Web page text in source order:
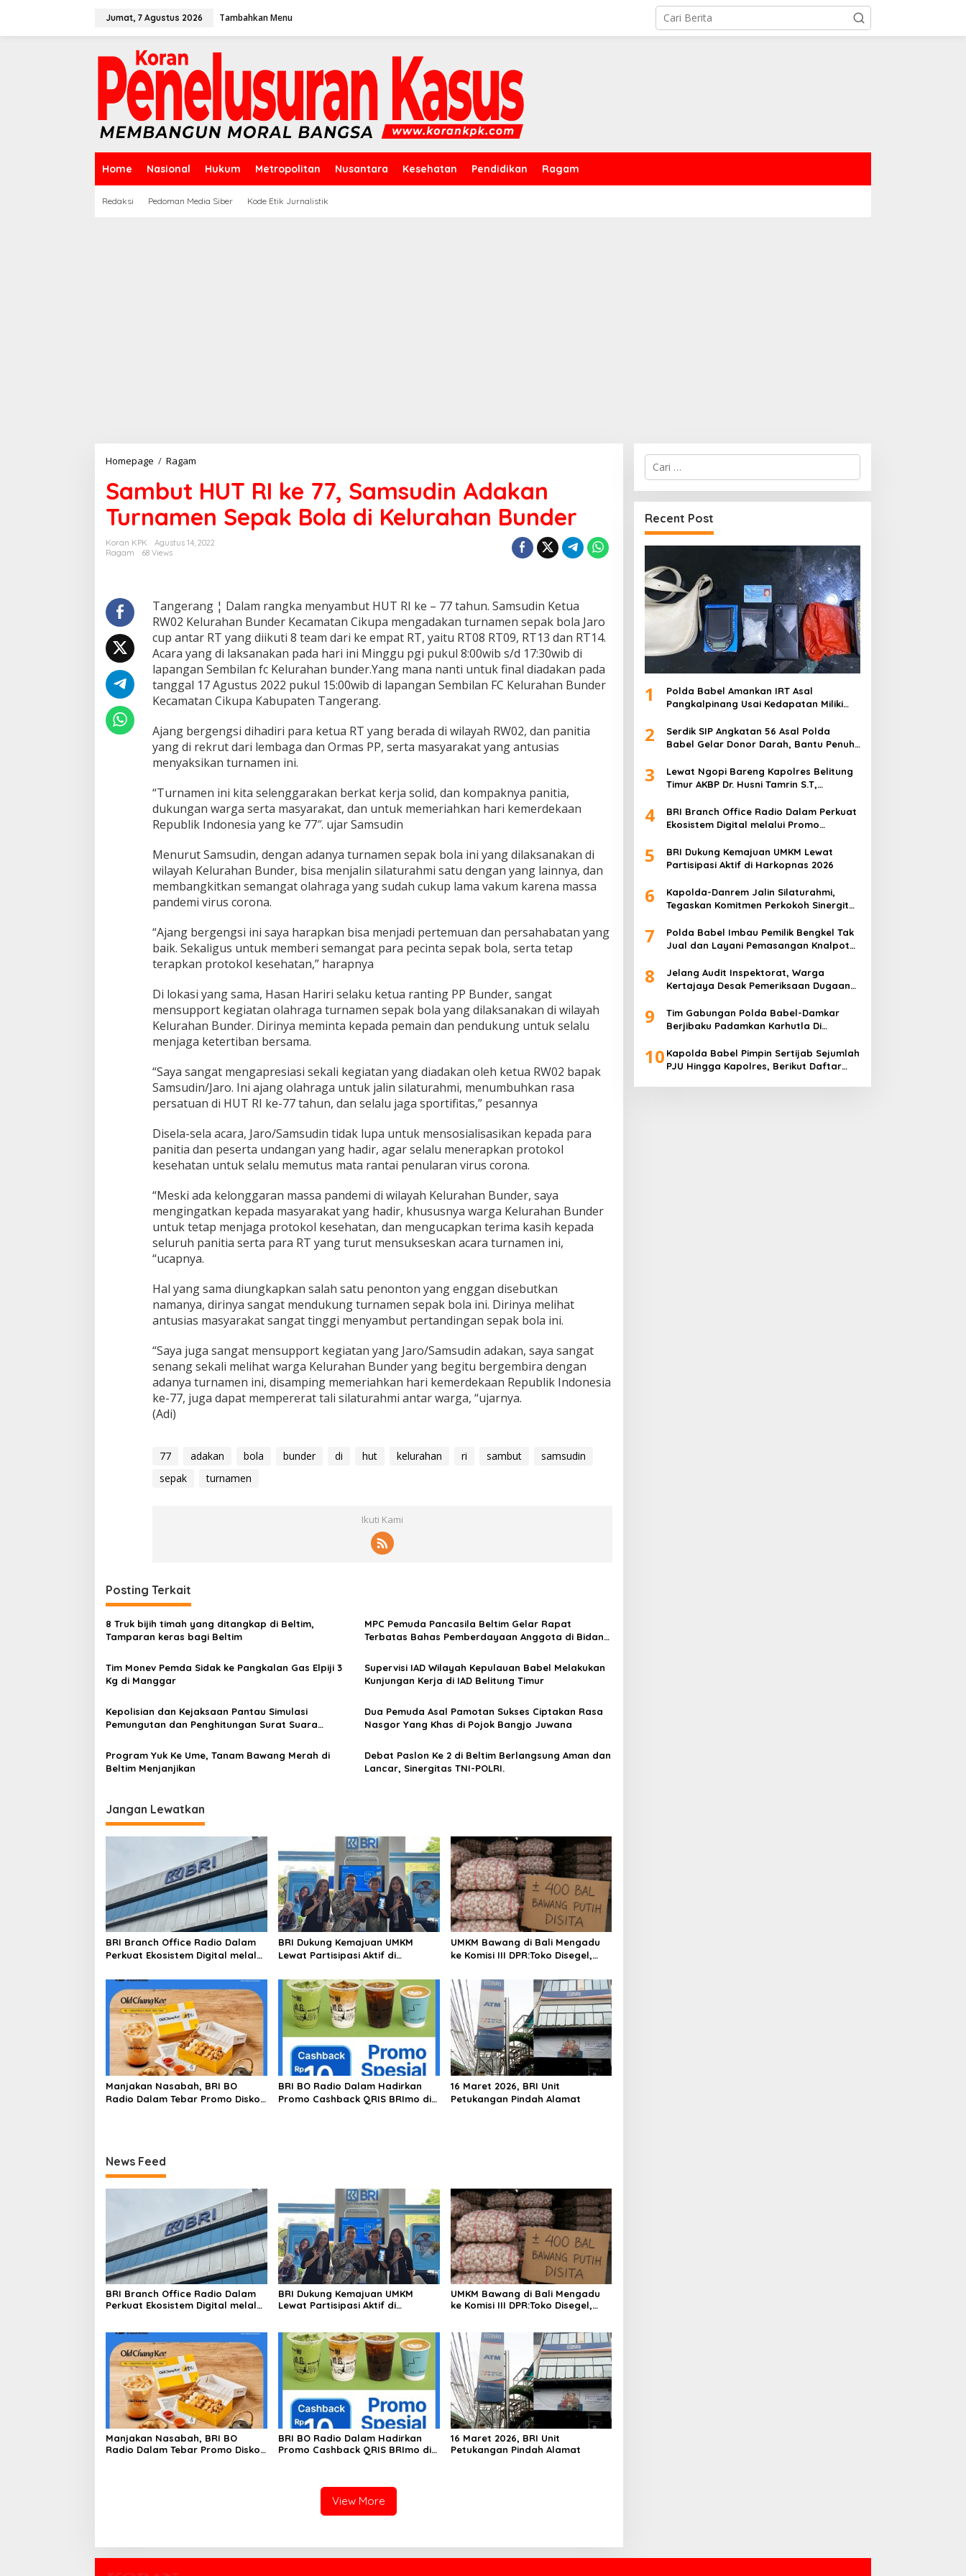
Jumat, 7 Agustus 2026 Tambahkan Menu
Home Nasional Hukum Metropolitan Nusantara Kesehatan Pendidikan Ragam
Redaksi Pedoman Media Siber Kode Etik Jurnalistik
Homepage / Ragam
RI
ke
77,
Samsudin
Adakan
Kelurahan
Bunder
Sambut HUT RI ke 77, Samsudin Adakan
Turnamen Sepak Bola di Kelurahan Bunder
Koran KPK
Agustus 14, 2022
Ragam
68 Views
Tangerang ¦ Dalam rangka menyambut HUT RI ke – 77 tahun. Samsudin Ketua
RW02 Kelurahan Bunder Kecamatan Cikupa mengadakan turnamen sepak bola Jaro
cup antar RT yang diikuti 8 team dari ke empat RT, yaitu RT08 RT09, RT13 dan RT14.
Acara yang di laksanakan pada hari ini Minggu pgi pukul 8:00wib s/d 17:30wib di
lapangan Sembilan fc Kelurahan bunder.Yang mana nanti untuk final diadakan pada
tanggal 17 Agustus 2022 pukul 15:00wib di lapangan Sembilan FC Kelurahan Bunder
Kecamatan Cikupa Kabupaten Tangerang.
Ajang bergengsi dihadiri para ketua RT yang berada di wilayah RW02, dan panitia
yang di rekrut dari lembaga dan Ormas PP, serta masyarakat yang antusias
menyaksikan turnamen ini.
“Turnamen ini kita selenggarakan berkat kerja solid, dan kompaknya panitia,
dukungan warga serta masyarakat, dan untuk memeriahkan hari kemerdekaan
Republik Indonesia yang ke 77″. ujar Samsudin
Menurut Samsudin, dengan adanya turnamen sepak bola ini yang dilaksanakan di
wilayah Kelurahan Bunder, bisa menjalin silaturahmi satu dengan yang lainnya, dan
membangkitkan semangat olahraga yang sudah cukup lama vakum karena massa
pandemi virus corona.
“Ajang bergengsi ini saya harapkan bisa menjadi pertemuan dan persahabatan yang
baik. Sekaligus untuk memberi semangat para pecinta sepak bola, serta tetap
terapkan protokol kesehatan,” harapnya
Di lokasi yang sama, Hasan Hariri selaku ketua ranting PP Bunder, sangat
mensupport kegiatan olahraga turnamen sepak bola yang dilaksanakan di wilayah
Kelurahan Bunder. Dirinya meminta kepada pemain dan pendukung untuk selalu
menjaga ketertiban bersama.
“Saya sangat mengapresiasi sekali kegiatan yang diadakan oleh ketua RW02 bapak
Samsudin/Jaro. Ini ajang olahraga untuk jalin silaturahmi, menumbuhkan rasa
persatuan di HUT RI ke-77 tahun, dan selalu jaga sportifitas,” pesannya
Disela-sela acara, Jaro/Samsudin tidak lupa untuk mensosialisasikan kepada para
panitia dan peserta undangan yang hadir, agar selalu menerapkan protokol
kesehatan untuk selalu memutus mata rantai penularan virus corona.
“Meski ada kelonggaran massa pandemi di wilayah Kelurahan Bunder, saya
mengingatkan kepada masyarakat yang hadir, khususnya warga Kelurahan Bunder
untuk tetap menjaga protokol kesehatan, dan mengucapkan terima kasih kepada
seluruh panitia serta para RT yang turut mensukseskan acara turnamen ini,
“ucapnya.
Hal yang sama diungkapkan salah satu penonton yang enggan disebutkan
namanya, dirinya sangat mendukung turnamen sepak bola ini. Dirinya melihat
antusias masyarakat sangat tinggi menyambut pertandingan sepak bola ini.
“Saya juga sangat mensupport kegiatan yang Jaro/Samsudin adakan, saya sangat
senang sekali melihat warga Kelurahan Bunder yang begitu bergembira dengan
adanya turnamen ini, disamping memeriahkan hari kemerdekaan Republik Indonesia
ke-77, juga dapat mempererat tali silaturahmi antar warga, “ujarnya.
(Adi)
77 adakan bola bunder di hut kelurahan ri sambut
samsudin
sepak
turnamen
Ikuti Kami
Posting Terkait
8 Truk bijih timah yang ditangkap di Beltim,
Tamparan keras bagi Beltim
MPC Pemuda Pancasila Beltim Gelar Rapat
Terbatas Bahas Pemberdayaan Anggota di Bidang
Tim Monev Pemda Sidak ke Pangkalan Gas Elpiji 3
Kg di Manggar
Supervisi IAD Wilayah Kepulauan Babel Melakukan
Kunjungan Kerja di IAD Belitung Timur
Kepolisian dan Kejaksaan Pantau Simulasi
Pemungutan dan Penghitungan Surat Suara
Dua Pemuda Asal Pamotan Sukses Ciptakan Rasa
Nasgor Yang Khas di Pojok Bangjo Juwana
Program Yuk Ke Ume, Tanam Bawang Merah di
Beltim Menjanjikan
Debat Paslon Ke 2 di Beltim Berlangsung Aman dan
Lancar, Sinergitas TNI-POLRI.
Jangan Lewatkan
BRI Branch Office Radio Dalam
Perkuat Ekosistem Digital melalui
BRI Dukung Kemajuan UMKM
Lewat Partisipasi Aktif di
UMKM Bawang di Bali Mengadu
ke Komisi III DPR:Toko Disegel,
Membengkak
Manjakan Nasabah, BRI BO
Radio Dalam Tebar Promo Diskon
BRI BO Radio Dalam Hadirkan
Promo Cashback QRIS BRImo di
16 Maret 2026, BRI Unit
Petukangan Pindah Alamat
News Feed
BRI Branch Office Radio Dalam
Perkuat Ekosistem Digital melalui
BRI Dukung Kemajuan UMKM
Lewat Partisipasi Aktif di
UMKM Bawang di Bali Mengadu
ke Komisi III DPR:Toko Disegel,
Manjakan Nasabah, BRI BO
Radio Dalam Tebar Promo Diskon
BRI BO Radio Dalam Hadirkan
Promo Cashback QRIS BRImo di
16 Maret 2026, BRI Unit
Petukangan Pindah Alamat
View More
Cari
untuk:
Recent Post
1
Polda Babel Amankan IRT Asal
Pangkalpinang Usai Kedapatan Miliki
2
Serdik SIP Angkatan 56 Asal Polda
Babel Gelar Donor Darah, Bantu Penuhi
3
Lewat Ngopi Bareng Kapolres Belitung
Timur AKBP Dr. Husni Tamrin S.T,
Awak Media
4
BRI Branch Office Radio Dalam Perkuat
Ekosistem Digital melalui Promo
5
BRI Dukung Kemajuan UMKM Lewat
Partisipasi Aktif di Harkopnas 2026
6
Kapolda-Danrem Jalin Silaturahmi,
Tegaskan Komitmen Perkokoh Sinergitas
7
Polda Babel Imbau Pemilik Bengkel Tak
Jual dan Layani Pemasangan Knalpot
8
Jelang Audit Inspektorat, Warga
Kertajaya Desak Pemeriksaan Dugaan
Transparan
9
Tim Gabungan Polda Babel-Damkar
Berjibaku Padamkan Karhutla Di
10 Kapolda Babel Pimpin Sertijab Sejumlah
PJU Hingga Kapolres, Berikut Daftar